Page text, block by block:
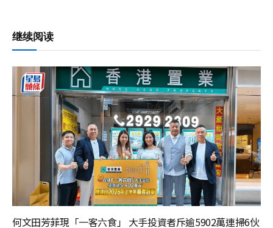
继续阅读
何文田芳菲現「一客六食」 大手投資者斥逾5902萬連掃6伙